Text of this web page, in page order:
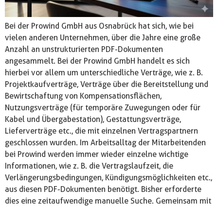
Bei der Prowind GmbH aus Osnabrück hat sich, wie bei
vielen anderen Unternehmen, über die Jahre eine große
Anzahl an unstrukturierten PDF-Dokumenten
angesammelt. Bei der Prowind GmbH handelt es sich
hierbei vor allem um unterschiedliche Verträge, wie z. B.
Projektkaufverträge, Verträge über die Bereitstellung und
Bewirtschaftung von Kompensationsflächen,
Nutzungsverträge (für temporäre Zuwegungen oder für
Kabel und Übergabestation), Gestattungsverträge,
Lieferverträge etc., die mit einzelnen Vertragspartnern
geschlossen wurden. Im Arbeitsalltag der Mitarbeitenden
bei Prowind werden immer wieder einzelne wichtige
Informationen, wie z. B. die Vertragslaufzeit, die
Verlängerungsbedingungen, Kündigungsmöglichkeiten etc.,
aus diesen PDF-Dokumenten benötigt. Bisher erforderte
dies eine zeitaufwendige manuelle Suche. Gemeinsam mit